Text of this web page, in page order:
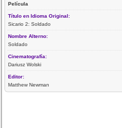
Película
Título en Idioma Original:
Sicario 2: Soldado
Nombre Alterno:
Soldado
Cinematografía:
Dariusz Wolski
Editor:
Matthew Newman